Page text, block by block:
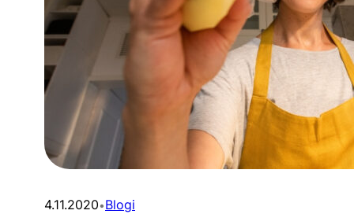
4.11.2020•Blogi